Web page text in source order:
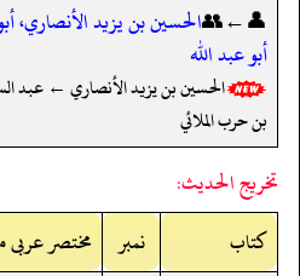
👤←👥الحسين بن يزيد الأنصاري،
أبو عبد الله
الحسين بن يزيد الأنصاري ← عبد
بن حرب الملائي
تخريج الحديث:
کتاب
نمبر
مختصر عربی